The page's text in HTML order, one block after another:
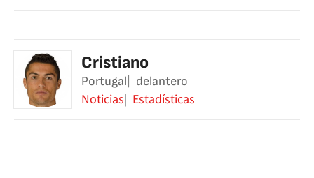
Cristiano
Portugal delantero
Noticias Estadísticas